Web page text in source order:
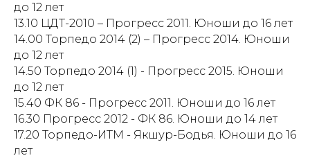
до 12 лет
13.10 ЦДТ-2010 – Прогресс 2011. Юноши до 16 лет
14.00 Торпедо 2014 (2) – Прогресс 2014. Юноши
до 12 лет
14.50 Торпедо 2014 (1) - Прогресс 2015. Юноши
до 12 лет
15.40 ФК 86 - Прогресс 2011. Юноши до 16 лет
16.30 Прогресс 2012 - ФК 86. Юноши до 14 лет
17.20 Торпедо-ИТМ - Якшур-Бодья. Юноши до 16
лет